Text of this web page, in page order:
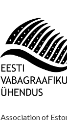
Association of